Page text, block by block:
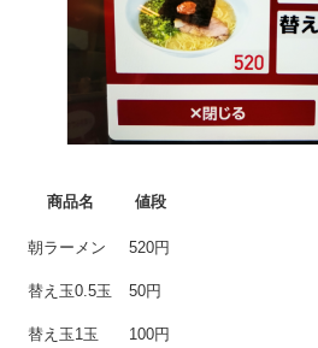
商品名 値段
朝ラーメン 520円
替え玉0.5玉 50円
替え玉1玉 100円